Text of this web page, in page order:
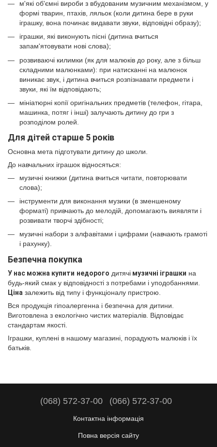
м'які об'ємні вироби з вбудованим музичним механізмом, у
формі тварин, птахів, ляльок (коли дитина бере в руки
іграшку, вона починає видавати звуки, відповідні образу);
іграшки, які виконують пісні (дитина вчиться
запам'ятовувати нові слова);
розвиваючі килимки (як для малюків до року, але з більш
складними малюнками): при натисканні на малюнок
виникає звук, і дитина вчиться розпізнавати предмети і
звуки, які їм відповідають;
мініатюрні копії оригінальних предметів (телефон, гітара,
машинка, потяг і інші) залучають дитину до гри з
розподілом ролей.
Для дітей старше 5 років
Основна мета підготувати дитину до школи.
До навчальних іграшок відносяться:
музичні книжки (дитина вчиться читати, повторювати
слова);
інструменти для виконання музики (в зменшеному
форматі) привчають до мелодій, допомагають виявляти і
розвивати творчі здібності;
музичні набори з алфавітами і цифрами (навчають грамоті
і рахунку).
Безпечна покупка
У нас можна купити недорого дитячі музичні іграшки на
будь-який смак у відповідності з потребами і уподобаннями.
Ціна залежить від типу і функціоналу пристрою.
Вся продукція гіпоалергенна і безпечна для дитини.
Виготовлена з екологічно чистих матеріалів. Відповідає
стандартам якості.
Іграшки, куплені в нашому магазині, порадують малюків і їх
батьків.
(068) 572-37-00 (066) 572-37-00
Контактна інформація
Повна версія сайту